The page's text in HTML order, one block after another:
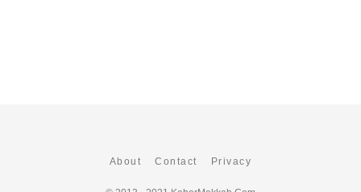
About Contact Privacy